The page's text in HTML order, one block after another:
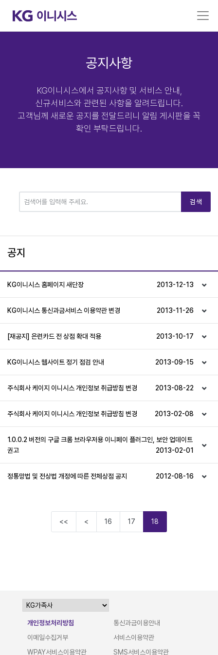
공지사항
KG이니시스에서 공지사항 및 서비스 안내,
신규서비스와 관련된 사항을 알려드립니다.
고객님께 새로운 공지를 전달드리니 알림 게시판을 꼭
확인 부탁드립니다.
검색
공지
KG이니시스 홈페이지 새단장 2013-12-13
KG이니시스 통신과금서비스 이용약관 변경 2013-11-26
[재공지] 은련카드 전 상점 확대 적용 2013-10-17
KG이니시스 웹사이트 정기 점검 안내 2013-09-15
주식회사 케이지 이니시스 개인정보 취급방침 변경 2013-08-22
주식회사 케이지 이니시스 개인정보 취급방침 변경 2013-02-08
1.0.0.2 버전의 구글 크롬 브라우저용 이니페이 플러그인, 보안 업데이트
권고
2013-02-01
정통망법 및 전상법 개정에 따른 전체상점 공지 2012-08-16
<< < 16 17 18
개인정보처리방침
통신과금이용안내
이메일수집거부
서비스이용약관
WPAY서비스이용약관
SMS서비스이용약관